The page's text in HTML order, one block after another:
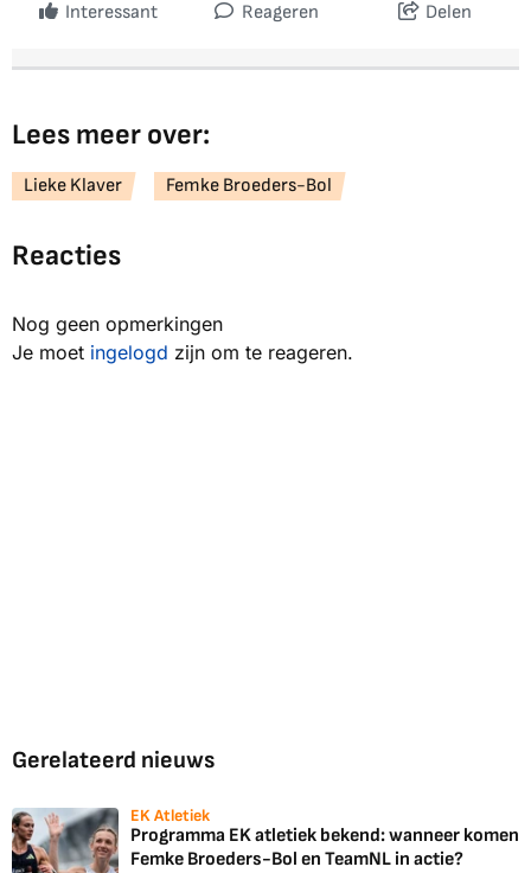
Interessant Reageren Delen
Lees meer over:
Lieke Klaver Femke Broeders-Bol
Reacties
Nog geen opmerkingen
Je moet ingelogd zijn om te reageren.
Gerelateerd nieuws
EK Atletiek
Programma EK atletiek bekend: wanneer komen
Femke Broeders-Bol en TeamNL in actie?